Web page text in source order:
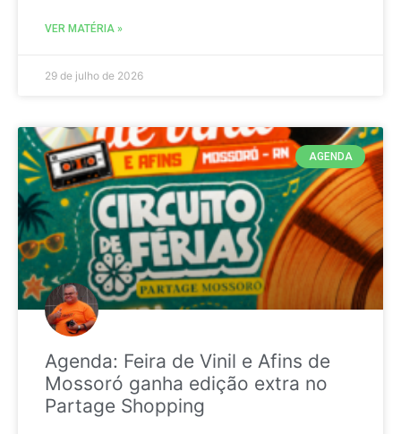
VER MATÉRIA »
29 de julho de 2026
AGENDA
Agenda: Feira de Vinil e Afins de
Mossoró ganha edição extra no
Partage Shopping